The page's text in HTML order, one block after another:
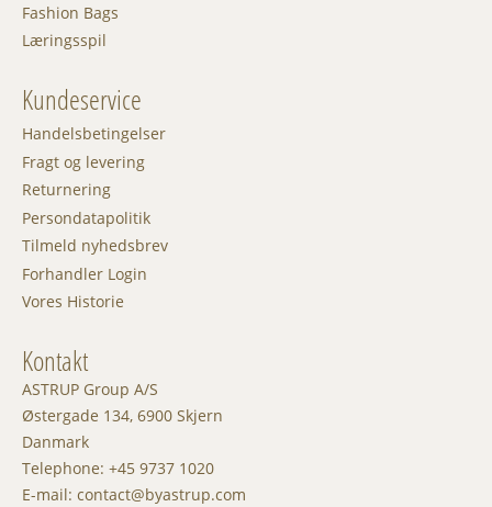
Fashion Bags
Læringsspil
Kundeservice
Handelsbetingelser
Fragt og levering
Returnering
Persondatapolitik
Tilmeld nyhedsbrev
Forhandler Login
Vores Historie
Kontakt
ASTRUP Group A/S
Østergade 134, 6900 Skjern
Danmark
Telephone: +45 9737 1020
E-mail: contact@byastrup.com